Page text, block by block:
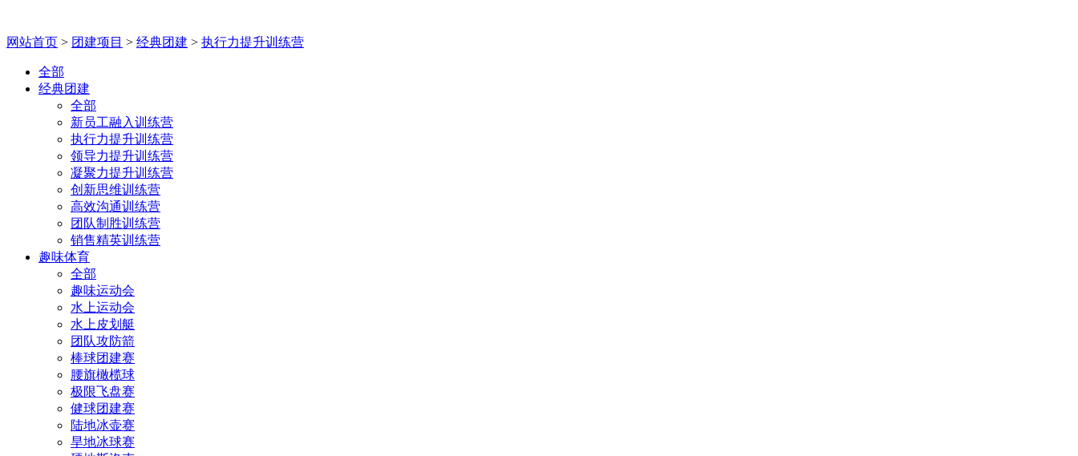
网站首页 > 团建项目 > 经典团建 > 执行力提升训练营
全部
经典团建
全部
新员工融入训练营
执行力提升训练营
领导力提升训练营
凝聚力提升训练营
创新思维训练营
高效沟通训练营
团队制胜训练营
销售精英训练营
趣味体育
全部
趣味运动会
水上运动会
水上皮划艇
团队攻防箭
棒球团建赛
腰旗橄榄球
极限飞盘赛
健球团建赛
陆地冰壶赛
旱地冰球赛